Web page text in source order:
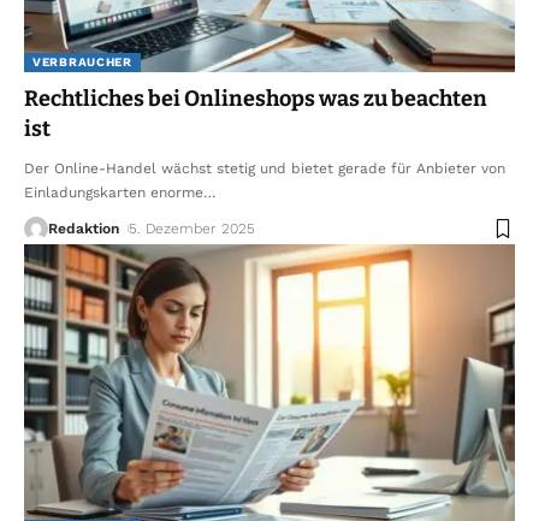
VERBRAUCHER
Rechtliches bei Onlineshops was zu beachten
ist
Der Online-Handel wächst stetig und bietet gerade für Anbieter von
Einladungskarten enorme…
Redaktion 5. Dezember 2025